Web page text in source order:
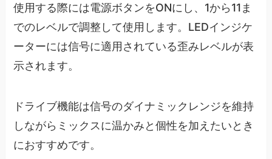
使用する際には電源ボタンをONにし、1から11ま
でのレベルで調整して使用します。LEDインジケ
ーターには信号に適用されている歪みレベルが表
示されます。
ドライブ機能は信号のダイナミックレンジを維持
しながらミックスに温かみと個性を加えたいとき
におすすめです。